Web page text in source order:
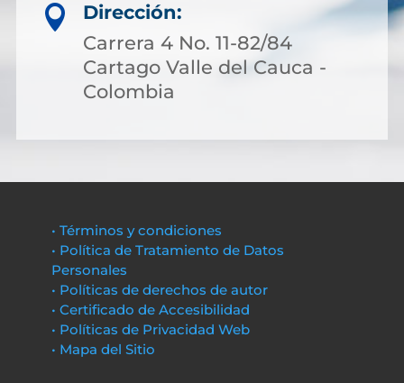

Dirección:
Carrera 4 No. 11-82/84
Cartago Valle del Cauca -
Colombia
• Términos y condiciones
• Política de Tratamiento de Datos
Personales
• Políticas de derechos de autor
• Certificado de Accesibilidad
• Políticas de Privacidad Web
• Mapa del Sitio